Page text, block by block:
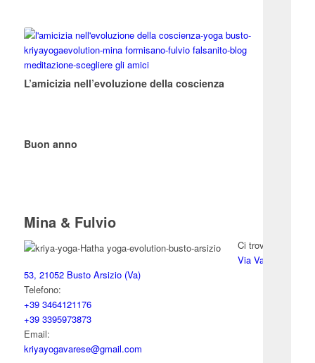
L’amicizia nell’evoluzione della coscienza
Buon anno
Mina & Fulvio
Ci trovi in:
Via Varese
53, 21052 Busto Arsizio (Va)
Telefono:
+39 3464121176
+39 3395973873
Email:
kriyayogavarese@gmail.com